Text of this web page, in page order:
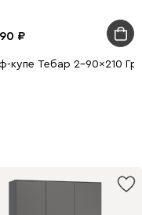
купе Тебар 2-90x210